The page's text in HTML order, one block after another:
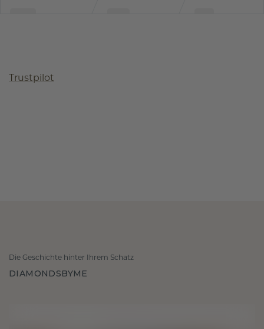
Trustpilot
Die Geschichte hinter Ihrem Schatz
DIAMONDSBYME